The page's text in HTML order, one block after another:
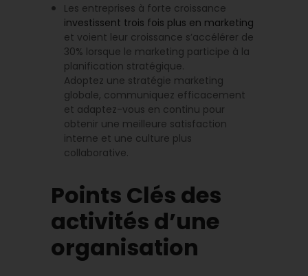
Les entreprises à forte croissance
investissent trois fois plus en marketing
et voient leur croissance s’accélérer de
30% lorsque le marketing participe à la
planification stratégique.
Adoptez une stratégie marketing
globale, communiquez efficacement
et adaptez-vous en continu pour
obtenir une meilleure satisfaction
interne et une culture plus
collaborative.
Points Clés des
activités d’une
organisation